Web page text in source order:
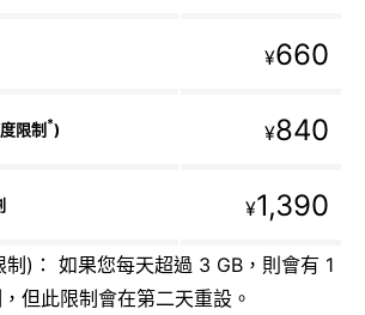
¥660
限制 *) ¥840
¥1,390
)： 如果您每天超過 3 GB，則會有 1
但此限制會在第二天重設。